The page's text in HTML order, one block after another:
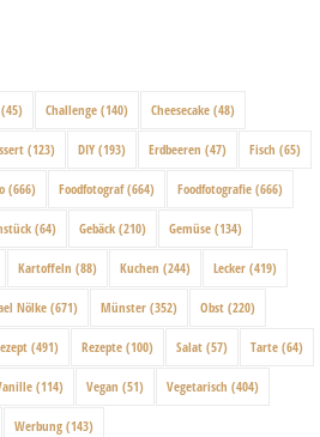
(45) Challenge (140) Cheesecake (48)
(123) DIY (193) Erdbeeren (47) Fisch (65)
(666) Foodfotograf(664) Foodfotografie (666)
(64) Gebäck (210) Gemüse (134)
Kartoffeln (88) Kuchen (244) Lecker (419)
Nölke (671) Münster (352) Obst (220)
(491) Rezepte (100) Salat (57) Tarte (64)
(114) Vegan (51) Vegetarisch (404)
Werbung (143)